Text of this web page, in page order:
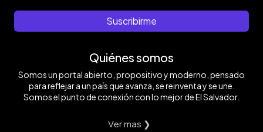
Suscribirme
Quiénes somos
Somos un portal abierto, propositivo y moderno, pensado
para reflejar a un país que avanza, se reinventa y se une.
Somos el punto de conexión con lo mejor de El Salvador.
Ver mas ❯